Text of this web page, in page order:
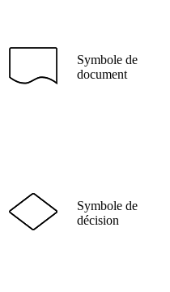
Symbole de
document
Symbole de
décision